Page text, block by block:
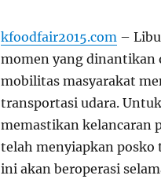
kfoodfair2015.com –
momen yang dinantikan
mobilitas masyarakat
transportasi udara.
memastikan kelancaran
telah menyiapkan posko
ini akan beroperasi